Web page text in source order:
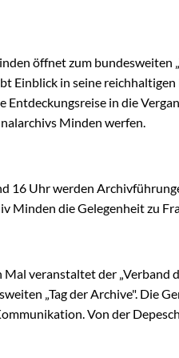
öffnet zum bundesweiten
Einblick in seine
Entdeckungsreise in die
Minden werfen.
16 Uhr werden
Minden die Gelegenheit zu
veranstaltet der
„Tag der Archive". Die
Von der